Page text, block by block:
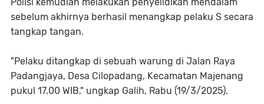
Polisi kemudian melakukan penyelidikan mendalam
sebelum akhirnya berhasil menangkap pelaku S secara
tangkap tangan.
"Pelaku ditangkap di sebuah warung di Jalan Raya
Padangjaya, Desa Cilopadang, Kecamatan Majenang
pukul 17.00 WIB," ungkap Galih, Rabu (19/3/2025).